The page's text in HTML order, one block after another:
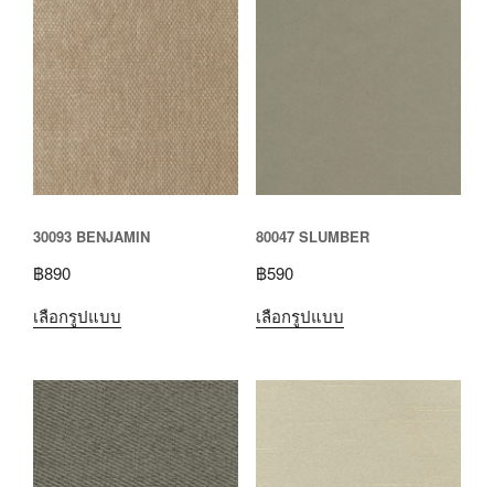
30093 BENJAMIN
฿890
เลือกรูปแบบ
80047 SLUMBER
฿590
เลือกรูปแบบ